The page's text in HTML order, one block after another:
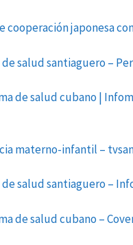
cooperación japonesa
salud santiaguero –
de salud cubano |
materno-infantil –
salud santiaguero –
de salud cubano –